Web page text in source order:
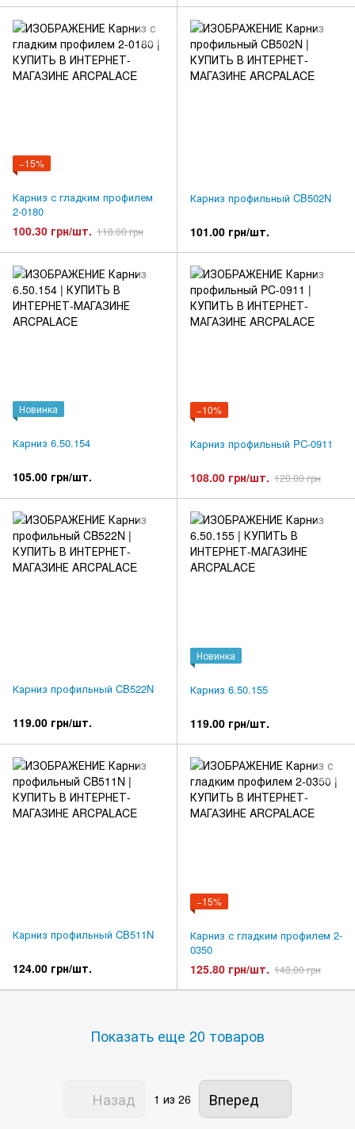
−15%
Карниз с гладким профилем
2-0180
100.30 грн/шт. 118.00 грн
Карниз профильный CB502N
101.00 грн/шт.
Новинка
Карниз 6.50.154
105.00 грн/шт.
−10%
Карниз профильный PC-0911
108.00 грн/шт. 120.00 грн
Карниз профильный CB522N
119.00 грн/шт.
Новинка
Карниз 6.50.155
119.00 грн/шт.
Карниз профильный CB511N
124.00 грн/шт.
−15%
Карниз с гладким профилем 2-
0350
125.80 грн/шт. 148.00 грн
Показать еще 20 товаров
Назад 1 из 26 Вперед